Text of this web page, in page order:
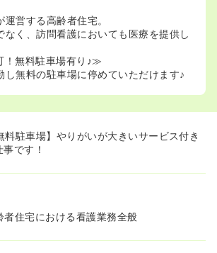
営する高齢者住宅。
く、訪問看護においても医療を提供し
！無料駐車場有り♪≫
無料の駐車場に停めていただけます♪
駐車場】やりがいが大きいサービス付き
です！
住宅における看護業務全般